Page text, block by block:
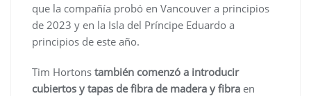
que la compañía probó en Vancouver a principios
de 2023 y en la Isla del Príncipe Eduardo a
principios de este año.
Tim Hortons también comenzó a introducir
cubiertos y tapas de fibra de madera y fibra en